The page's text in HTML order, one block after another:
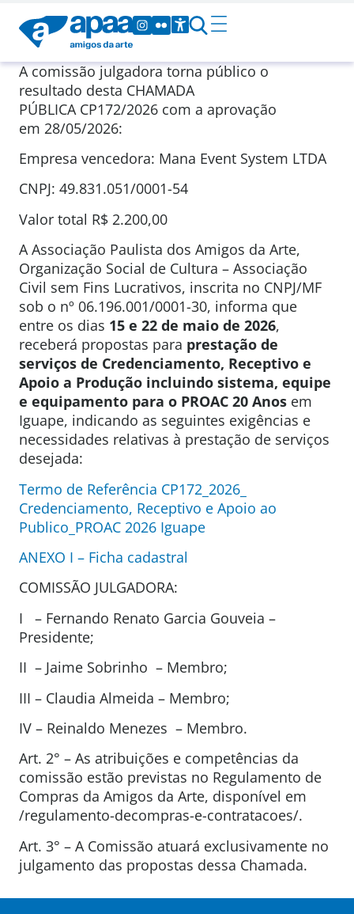
A comissão julgadora torna público o
resultado desta CHAMADA
PÚBLICA CP172/2026 com a aprovação
em 28/05/2026:
Empresa vencedora: Mana Event System LTDA
CNPJ: 49.831.051/0001-54
Valor total R$ 2.200,00
A Associação Paulista dos Amigos da Arte,
Organização Social de Cultura – Associação
Civil sem Fins Lucrativos, inscrita no CNPJ/MF
sob o nº 06.196.001/0001-30, informa que
entre os dias 15 e 22 de maio de 2026,
receberá propostas para prestação de
serviços de Credenciamento, Receptivo e
Apoio a Produção incluindo sistema, equipe
e equipamento para o PROAC 20 Anos em
Iguape, indicando as seguintes exigências e
necessidades relativas à prestação de serviços
desejada:
Termo de Referência CP172_2026_
Credenciamento, Receptivo e Apoio ao
Publico_PROAC 2026 Iguape
ANEXO I – Ficha cadastral
COMISSÃO JULGADORA:
I – Fernando Renato Garcia Gouveia –
Presidente;
II – Jaime Sobrinho – Membro;
III – Claudia Almeida – Membro;
IV – Reinaldo Menezes – Membro.
Art. 2° – As atribuições e competências da
comissão estão previstas no Regulamento de
Compras da Amigos da Arte, disponível em
/regulamento-decompras-e-contratacoes/.
Art. 3° – A Comissão atuará exclusivamente no
julgamento das propostas dessa Chamada.